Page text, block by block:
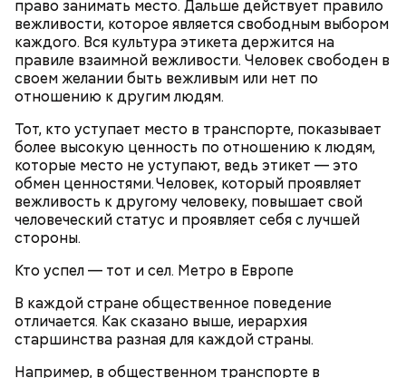
право занимать место. Дальше действует правило
вежливости, которое является свободным выбором
каждого. Вся культура этикета держится на
правиле взаимной вежливости. Человек свободен в
своем желании быть вежливым или нет по
отношению к другим людям.
Тот, кто уступает место в транспорте, показывает
более высокую ценность по отношению к людям,
которые место не уступают, ведь этикет — это
обмен ценностями. Человек, который проявляет
вежливость к другому человеку, повышает свой
человеческий статус и проявляет себя с лучшей
стороны.
Кто успел — тот и сел. Метро в Европе
В каждой стране общественное поведение
отличается. Как сказано выше, иерархия
старшинства разная для каждой страны.
Например, в общественном транспорте в
19 декабря с утра люди шли в церковь, служили
молебны святому Николаю, а после этого сообща
накрывали большие столы и начинали веселиться.
«Для кума Никольщина бражку варит, для кумы –
пироги печет»; «На Никольщину зови друга, зови и
ворога — оба будут друзья».
Впрочем, в этот день погода и без того обычно
бывала студеной.
1 морковь;
1 петрушка;
1/4 репы;
6-8 картофелин;
1/2 кочана капусты;
2 помидора;
4 ст. ложки растительного масла;
Морковь, петрушку, репу и репчатый лук очистить,
промыть, нарезать тонкими квадратиками,
сложить в сотейник, добавить растительное масло
и спассеровать до готовности. Капусту промыть и
нарезать крупными шашками. Картофель очистить
и нарезать кубиками. В кипящую воду опустить
капусту, дать вскипеть, затем опустить картофель
и спассерованные овощи и при медленном
кипении варить 15-20 минут. В конце варки в суп
положить красные помидоры, нарезанные
дольками, соль, перец горошком и лавровый лист,
дать закипеть и кастрюлю сдвинуть на край
плиты. Разлить по тарелкам и посыпать
мелкорубленой зеленью укропа и петрушки.